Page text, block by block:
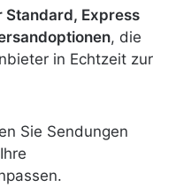
Standard, Express
, die
in Echtzeit zur
Sie Sendungen